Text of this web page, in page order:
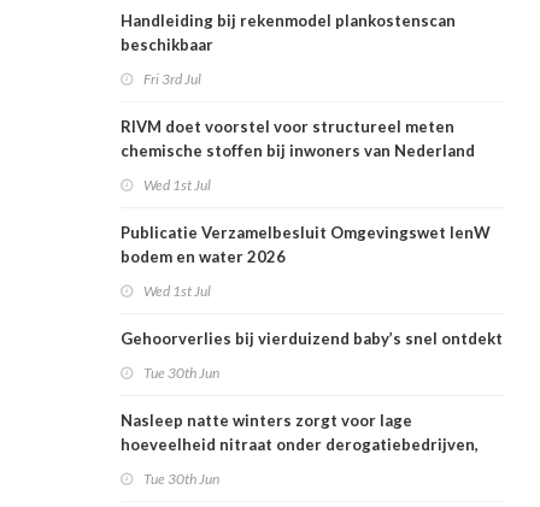
Handleiding bij rekenmodel plankostenscan
beschikbaar
Fri 3rd Jul
RIVM doet voorstel voor structureel meten
chemische stoffen bij inwoners van Nederland
Wed 1st Jul
Publicatie Verzamelbesluit Omgevingswet IenW
bodem en water 2026
Wed 1st Jul
Gehoorverlies bij vierduizend baby’s snel ontdekt
Tue 30th Jun
Nasleep natte winters zorgt voor lage
hoeveelheid nitraat onder derogatiebedrijven,
Tue 30th Jun